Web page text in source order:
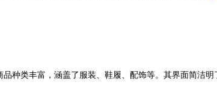
种类丰富，涵盖了服装、鞋履、配饰等。其界面简洁